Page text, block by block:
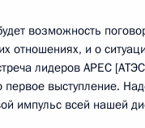
возможность
отношениях, и о
лидеров АРЕС
первое выступление.
импульс всей нашей